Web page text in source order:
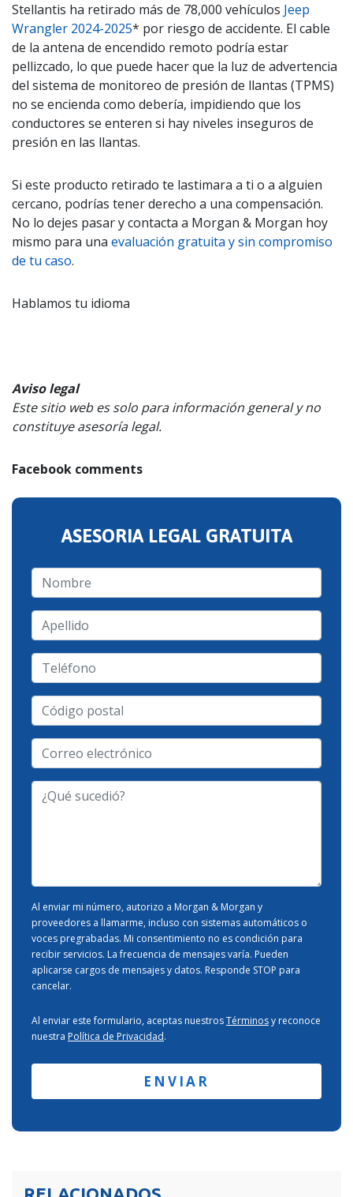
Stellantis ha retirado más de 78,000 vehículos Jeep
Wrangler 2024-2025* por riesgo de accidente. El cable
de la antena de encendido remoto podría estar
pellizcado, lo que puede hacer que la luz de advertencia
del sistema de monitoreo de presión de llantas (TPMS)
no se encienda como debería, impidiendo que los
conductores se enteren si hay niveles inseguros de
presión en las llantas.
Si este producto retirado te lastimara a ti o a alguien
cercano, podrías tener derecho a una compensación.
No lo dejes pasar y contacta a Morgan & Morgan hoy
mismo para una evaluación gratuita y sin compromiso
de tu caso.
Hablamos tu idioma
Aviso legal
Este sitio web es solo para información general y no
constituye asesoría legal.
Facebook comments
ASESORIA LEGAL GRATUITA
Nombre
Apellido
Teléfono
Código
postal
Correo
electrónico
¿Qué
Al enviar mi número, autorizo a Morgan & Morgan y
proveedores a llamarme, incluso con sistemas automáticos o
voces pregrabadas. Mi consentimiento no es condición para
recibir servicios. La frecuencia de mensajes varía. Pueden
aplicarse cargos de mensajes y datos. Responde STOP para
cancelar.
Al enviar este formulario, aceptas nuestrosTérminosy reconoce
nuestra Política de Privacidad.